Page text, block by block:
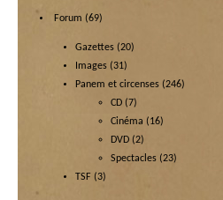
Forum (69)
Gazettes (20)
Images (31)
Panem et circenses (246)
CD (7)
Cinéma (16)
DVD (2)
Spectacles (23)
TSF (3)